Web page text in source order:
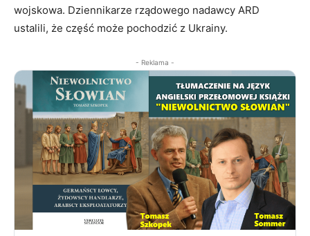
wojskowa. Dziennikarze rządowego nadawcy ARD
ustalili, że część może pochodzić z Ukrainy.
- Reklama -